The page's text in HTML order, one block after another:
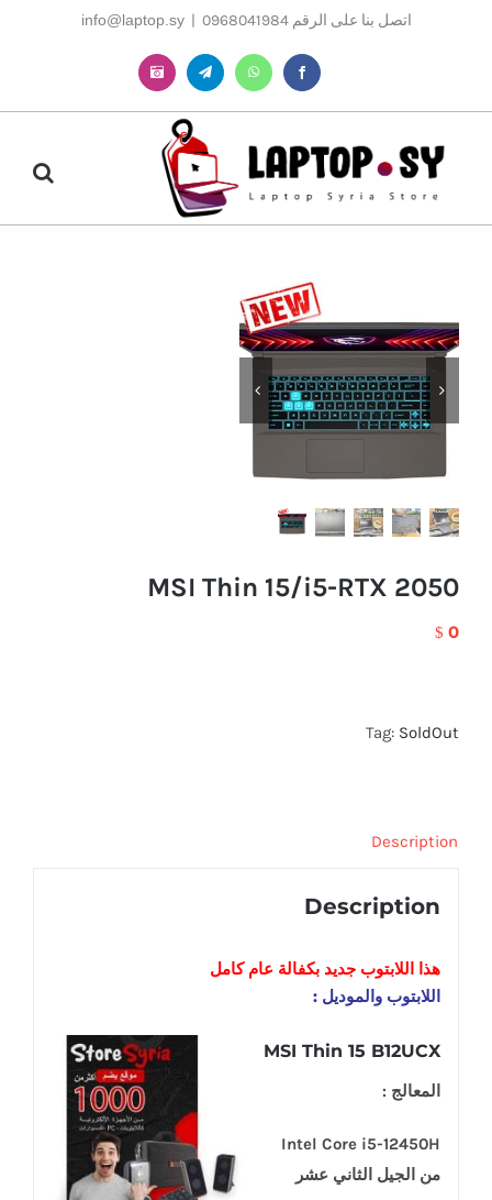
اتصل بنا على الرقم 0968041984 |
info@laptop.sy
Facebook
WhatsApp
Telegram
Instagram
MSI Thin 15/i5-RTX 2050
$ 0
Tag: SoldOut
Description
Description
هذا اللابتوب جديد بكفالة عام كامل
اللابتوب والموديل :
MSI Thin 15 B12UCX
المعالج :
Intel Core i5-12450H
من الجيل الثاني عشر